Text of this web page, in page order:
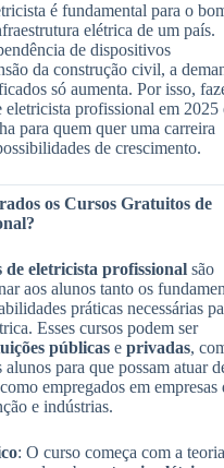
é fundamental para o
elétrica de um país.
de dispositivos
da construção civil, a
só aumenta. Por isso,
eletricista profissional em 2025
para quem quer uma carreira
de crescimento.
os Cursos Gratuitos de
de eletricista profissional são
aos alunos tanto os
práticas necessárias
Esses cursos podem ser
públicas e privadas,
para que possam atuar
empregados em empresas
e indústrias.
: O curso começa com a